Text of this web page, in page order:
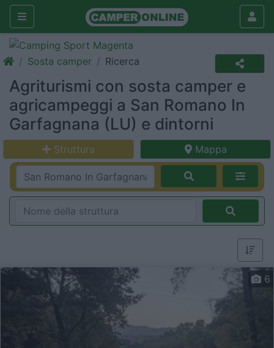
Sosta camper Ricerca
Agriturismi con sosta camper e
agricampeggi a San Romano In
Garfagnana (LU) e dintorni
Struttura Mappa
6